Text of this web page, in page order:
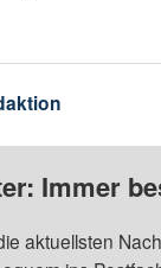
Immer
aktuellsten